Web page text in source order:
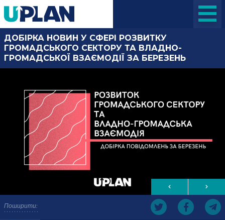
Поширити:
ДОБІРКА НОВИН У СФЕРІ РОЗВИТКУ
ГРОМАДСЬКОГО СЕКТОРУ ТА ВЛАДНО-
ГРОМАДСЬКОЇ ВЗАЄМОДІЇ ЗА БЕРЕЗЕНЬ